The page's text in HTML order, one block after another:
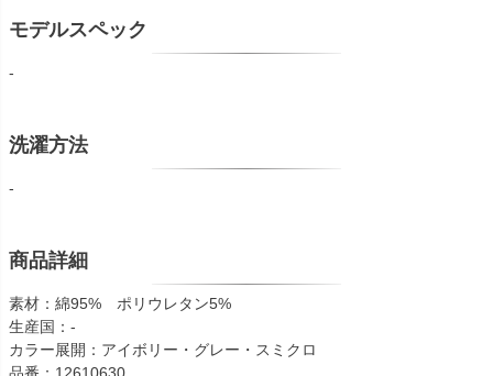
モデルスペック
-
洗濯方法
-
商品詳細
素材：綿95% ポリウレタン5%
生産国：-
カラー展開：アイボリー・グレー・スミクロ
品番：12610630